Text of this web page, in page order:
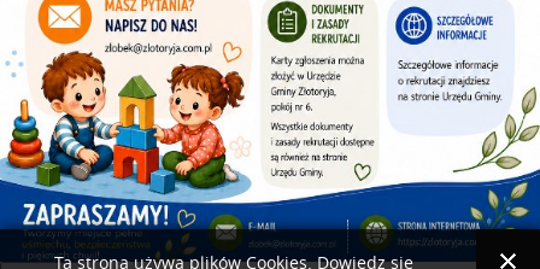
Ta strona używa plików Cookies. Dowiedz się